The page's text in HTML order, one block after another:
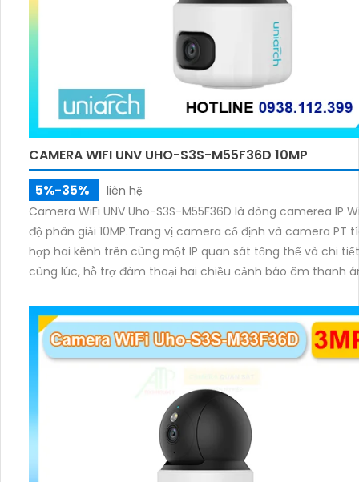
CAMERA WIFI UNV UHO-S3S-M55F36D 10MP
5%-35%
liên hệ
Camera WiFi UNV Uho-S3S-M55F36D là dòng camerea IP
độ phân giải 10MP.Trang vị camera cố định và camera PT
hợp hai kênh trên cùng một IP quan sát tổng thể và chi tiết
cùng lúc, hỗ trợ đàm thoại hai chiều cảnh báo âm thanh
trong nhiều điều kiện khác nhau trong phạm vi 3m.